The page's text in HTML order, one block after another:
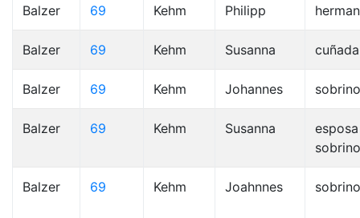
Balzer 69 Kehm Philipp
Balzer 69 Kehm Susanna cuñada
Balzer 69 Kehm Johannes sobrino
Balzer 69 Kehm Susanna
sobrino
Balzer 69 Kehm Joahnnes sobrino